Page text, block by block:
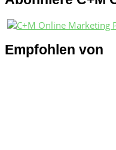
Empfohlen von